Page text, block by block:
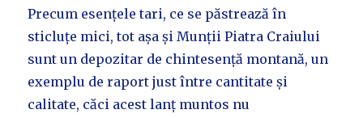
Precum esențele tari, ce se păstrează în
sticluțe mici, tot așa și Munții Piatra Craiului
sunt un depozitar de chintesență montană, un
exemplu de raport just între cantitate și
calitate, căci acest lanț muntos nu